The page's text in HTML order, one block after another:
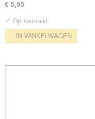
€ 5,95
✓ Op voorraad
IN WINKELWAGEN